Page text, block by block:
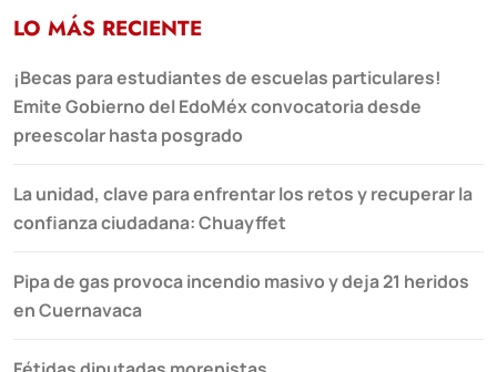
LO MÁS RECIENTE
¡Becas para estudiantes de escuelas particulares!
Emite Gobierno del EdoMéx convocatoria desde
preescolar hasta posgrado
La unidad, clave para enfrentar los retos y recuperar la
confianza ciudadana: Chuayffet
Pipa de gas provoca incendio masivo y deja 21 heridos
en Cuernavaca